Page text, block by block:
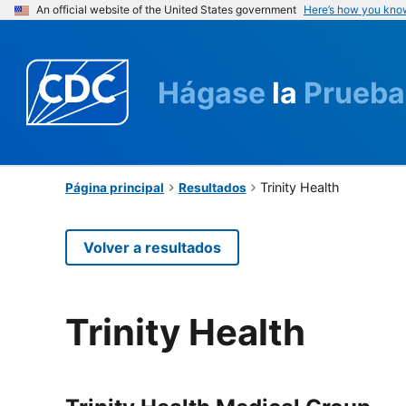
An official website of the United States government Here’s how you
Hágase la Prueba
Página principal Resultados Trinity Health
Volver a resultados
Trinity Health